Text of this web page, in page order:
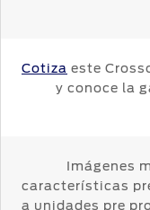
Cotiza este
y conoce la
Imágenes
características
a unidades pre